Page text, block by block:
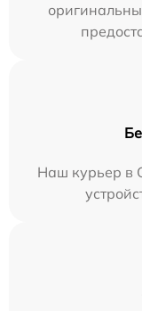
Наш курьер в